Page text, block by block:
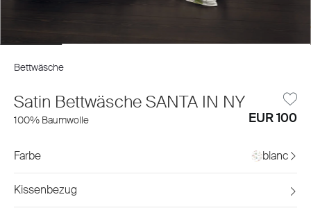
Bettwäsche
Satin Bettwäsche SANTA IN NY
100% Baumwolle EUR 100
Farbe blanc
Kissenbezug